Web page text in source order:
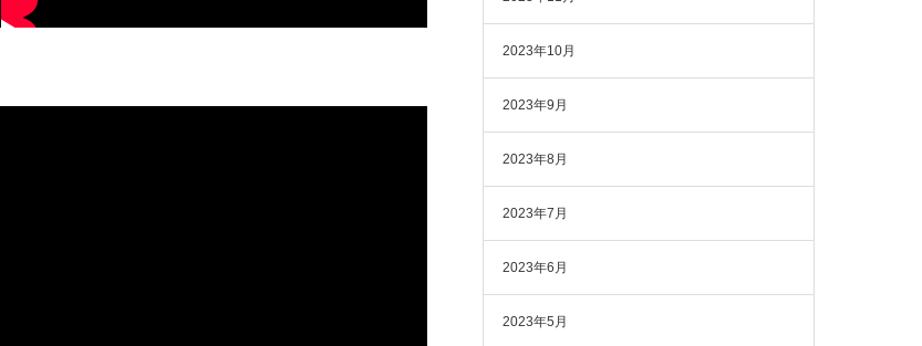
2023年10月
2023年9月
2023年8月
2023年7月
2023年6月
2023年5月